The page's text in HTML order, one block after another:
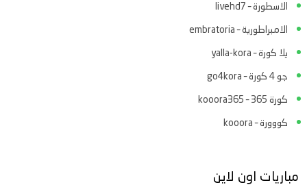
الاسطورة – livehd7
الامبراطورية – embratoria
يلا كورة – yalla-kora
جو 4 كورة – go4kora
كورة 365 – kooora365
كووورة – kooora
مباريات اون لاين